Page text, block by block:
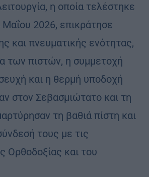
η οποία τελέστηκε
2026, επικράτησε
και πνευματικής ενότητας,
των πιστών, η συμμετοχή
και η θερμή υποδοχή
στον Σεβασμιώτατο και τη
τη βαθιά πίστη και
τους με τις
Ορθοδοξίας και του